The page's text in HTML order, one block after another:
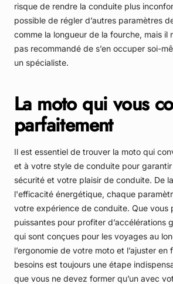
risque de rendre la conduite plus
possible de régler d’autres paramètres
comme la longueur de la fourche, mais il
pas recommandé de s’en occuper soi-
un spécialiste.
La moto qui vous
parfaitement
Il est essentiel de trouver la moto qui
et à votre style de conduite pour
sécurité et votre plaisir de conduite. De
l'efficacité énergétique, chaque
votre expérience de conduite. Que vous
puissantes pour profiter d’accélérations
qui sont conçues pour les voyages au
l’ergonomie de votre moto et l’ajuster
besoins est toujours une étape
que vous ne devez former qu’un avec